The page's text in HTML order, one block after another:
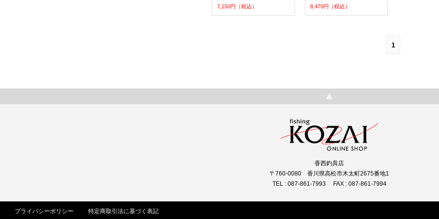
7,150円（税込）
8,470円（税込）
1
香西釣具店
〒760-0080 香川県高松市木太町2675番地1
TEL : 087-861-7993 FAX : 087-861-7994
プライバシーポリシー 特定商取引法に基づく表記